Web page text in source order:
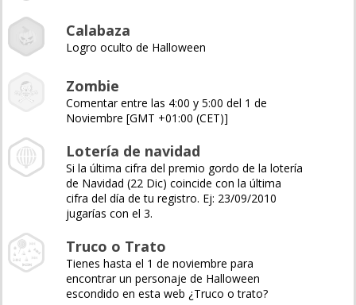
Calabaza
Logro oculto de Halloween
Zombie
Comentar entre las 4:00 y 5:00 del 1 de
Noviembre [GMT +01:00 (CET)]
Lotería de navidad
Si la última cifra del premio gordo de la lotería
de Navidad (22 Dic) coincide con la última
cifra del día de tu registro. Ej: 23/09/2010
jugarías con el 3.
Truco o Trato
Tienes hasta el 1 de noviembre para
encontrar un personaje de Halloween
escondido en esta web ¿Truco o trato?